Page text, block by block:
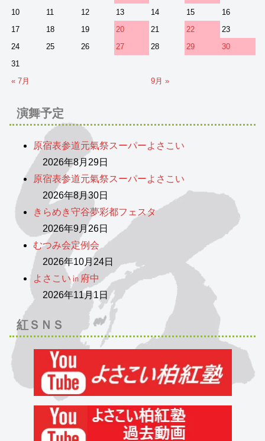
10
11 12 13 14 15
16
17
18 19 20 21 22
23
24
25 26 27 28 29
30
31
« 7月
9月 »
演舞予定
原宿表参道元氣祭スーパーよさこい
2026年8月29日
原宿表参道元氣祭スーパーよさこい
2026年8月30日
きらめき守谷夢彩都フェスタ
2026年9月26日
むつみ会定例会
2026年10月24日
よさこい㏌府中
2026年11月1日
紅ＳＮＳ